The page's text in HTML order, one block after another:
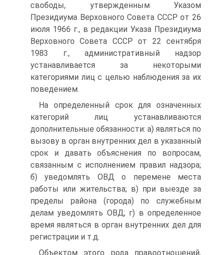
свободы, утвержденным Указом
Президиума Верховного Совета СССР от 26
июля 1966 г., в редакции Указа Президиума
Верховного Совета СССР от 22 сентября
1983 г., административный надзор
устанавливается за некоторыми
категориями лиц с целью наблюдения за их
поведением.
На определенный срок для означенных
категорий лиц устанавливаются
дополнительные обязанности: а) являться по
вызову в орган внутренних дел в указанный
срок и давать объяснения по вопросам,
связанным с исполнением правил надзора;
б) уведомлять ОВД о перемене места
работы или жительства; в) при выезде за
пределы района (города) по служебным
делам уведомлять ОВД; г) в определенное
время являться в орган внутренних дел для
регистрации и т.д.
Объектом этого рода правоотношений,